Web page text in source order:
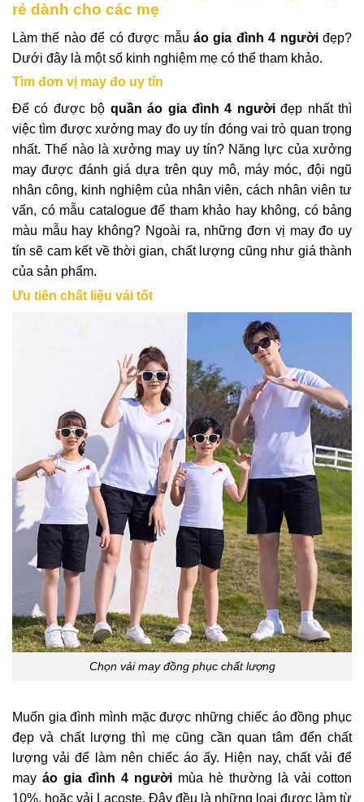
rẻ dành cho các mẹ
Làm thế nào để có được mẫu áo gia đình 4 ngườiđẹp?
Dưới đây là một số kinh nghiệm mẹ có thể tham khảo.
Tìm đơn vị may đo uy tín
Để có được bộ quần áo gia đình 4 ngườiđẹp nhất thì
việc tìm được xưởng may đo uy tín đóng vai trò quan trọng
nhất. Thế nào là xưởng may uy tín? Năng lực của xưởng
may được đánh giá dựa trên quy mô, máy móc, đội ngũ
nhân công, kinh nghiệm của nhân viên, cách nhân viên tư
vấn, có mẫu catalogue để tham khảo hay không, có bảng
màu mẫu hay không? Ngoài ra, những đơn vị may đo uy
tín sẽ cam kết về thời gian, chất lượng cũng như giá thành
của sản phẩm.
Ưu tiên chất liệu vải tốt
Chọn vải may đồng phục chất lượng
Muốn gia đình mình mặc được những chiếc áo đồng phục
đẹp và chất lượng thì mẹ cũng cần quan tâm đến chất
lượng vải để làm nên chiếc áo ấy. Hiện nay, chất vải để
may áo gia đình 4 người mùa hè thường là vải cotton
10%, hoặc vải Lacoste. Đây đều là những loại được làm từ